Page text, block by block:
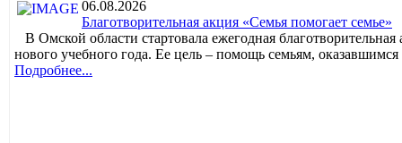
06.08.2026
Благотворительная акция «Семья помогает семье»
В Омской области стартовала ежегодная
нового учебного года. Ее цель – помощь семьям,
Подробнее...